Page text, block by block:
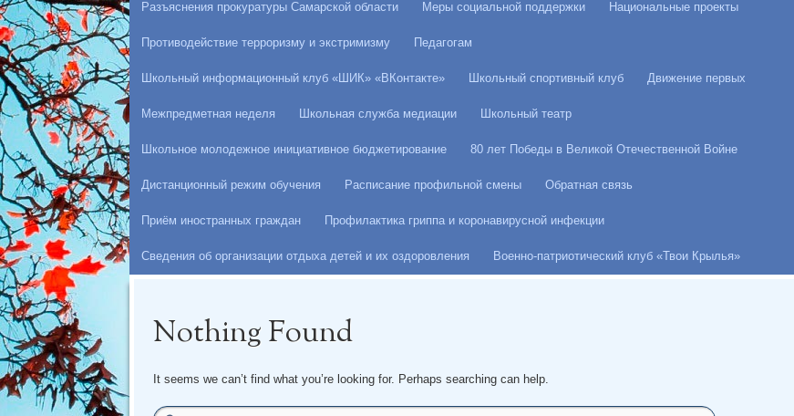
Разъяснения прокуратуры Самарской области Меры социальной поддержки Национальные проекты
Противодействие терроризму и экстримизму Педагогам
Школьный информационный клуб «ШИК» «ВКонтакте» Школьный спортивный клуб Движение первых
Межпредметная неделя Школьная служба медиации Школьный театр
Школьное молодежное инициативное бюджетирование 80 лет Победы в Великой Отечественной Войне
Дистанционный режим обучения Расписание профильной смены Обратная связь
Приём иностранных граждан Профилактика гриппа и коронавирусной инфекции
Сведения об организации отдыха детей и их оздоровления Военно-патриотический клуб «Твои Крылья»
Nothing Found
It seems we can’t find what you’re looking for. Perhaps searching can help.